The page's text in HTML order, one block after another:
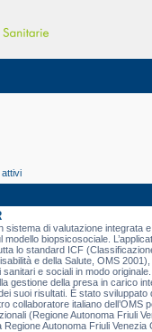
sistema di valutazione integrata
biopsicosociale.
lo standard ICF
e della Salute, OMS
e sociali in modo
gestione della presa in carico
suoi risultati. È stato sviluppato
collaboratore italiano dell’OMS
(Regione Autonoma Friuli
Autonoma Friuli Venezia